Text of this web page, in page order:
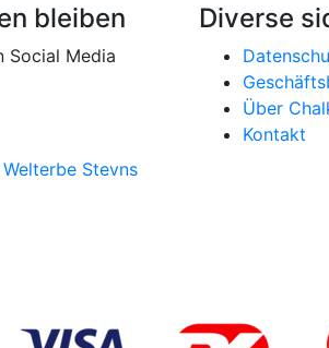
bleiben
Social Media
Welterbe Stevns
Diverse
Über
Kontakt